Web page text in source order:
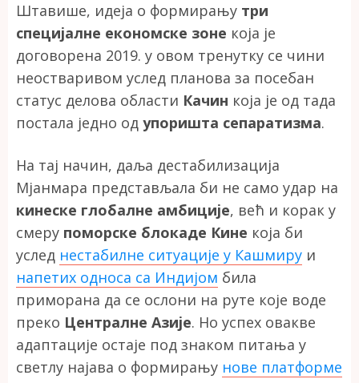
Штавише, идеја о формирању три
специјалне економске зоне која је
договорена 2019. у овом тренутку се чини
неостваривом услед планова за посебан
статус делова области Качин која је од тада
постала једно од упоришта сепаратизма.
На тај начин, даља дестабилизација
Мјанмара представљала би не само удар на
кинеске глобалне амбиције, већ и корак у
смеру поморске блокаде Кине која би
услед нестабилне ситуације у Кашмиру и
напетих односа са Индијом била
приморана да се ослони на руте које воде
преко Централне Азије. Но успех овакве
адаптације остаје под знаком питања у
светлу најава о формирању нове платформе